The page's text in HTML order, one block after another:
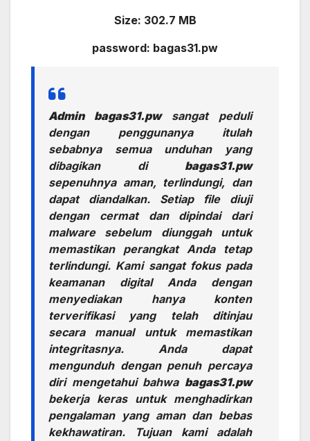
Size: 302.7 MB
password: bagas31.pw
Admin bagas31.pwsangat peduli
dengan penggunanya itulah
sebabnya semua unduhan yang
dibagikan di bagas31.pw
sepenuhnya aman, terlindungi, dan
dapat diandalkan. Setiap file diuji
dengan cermat dan dipindai dari
malware sebelum diunggah untuk
memastikan perangkat Anda tetap
terlindungi. Kami sangat fokus pada
keamanan digital Anda dengan
menyediakan hanya konten
terverifikasi yang telah ditinjau
secara manual untuk memastikan
integritasnya. Anda dapat
mengunduh dengan penuh percaya
diri mengetahui bahwa bagas31.pw
bekerja keras untuk menghadirkan
pengalaman yang aman dan bebas
kekhawatiran. Tujuan kami adalah